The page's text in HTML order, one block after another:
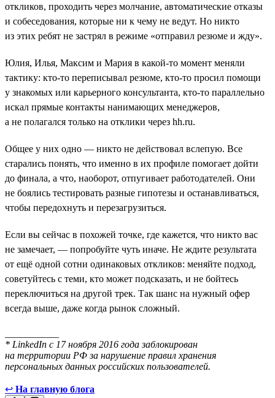
откликов, проходить через молчание, автоматические отказы
и собеседования, которые ни к чему не ведут. Но никто
из этих ребят не застрял в режиме «отправил резюме и жду».
Юлия, Илья, Максим и Мария в какой-то момент меняли
тактику: кто-то переписывал резюме, кто-то просил помощи
у знакомых или карьерного консультанта, кто-то параллельно
искал прямые контакты нанимающих менеджеров,
а не полагался только на отклики через hh.ru.
Общее у них одно — никто не действовал вслепую. Все
старались понять, что именно в их профиле помогает дойти
до финала, а что, наоборот, отпугивает работодателей. Они
не боялись тестировать разные гипотезы и останавливаться,
чтобы передохнуть и перезагрузиться.
Если вы сейчас в похожей точке, где кажется, что никто вас
не замечает, — попробуйте чуть иначе. Не ждите результата
от ещё одной сотни одинаковых откликов: меняйте подход,
советуйтесь с теми, кто может подсказать, и не бойтесь
переключиться на другой трек. Так шанс на нужный офер
всегда выше, даже когда рынок сложный.
* LinkedIn с 17 ноября 2016 года заблокирован
на территории РФ за нарушение правил хранения
персональных данных российских пользователей.
↩ На главную блога